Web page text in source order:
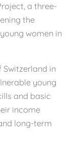
a three-
the
women in
in
young
and basic
income
long-term